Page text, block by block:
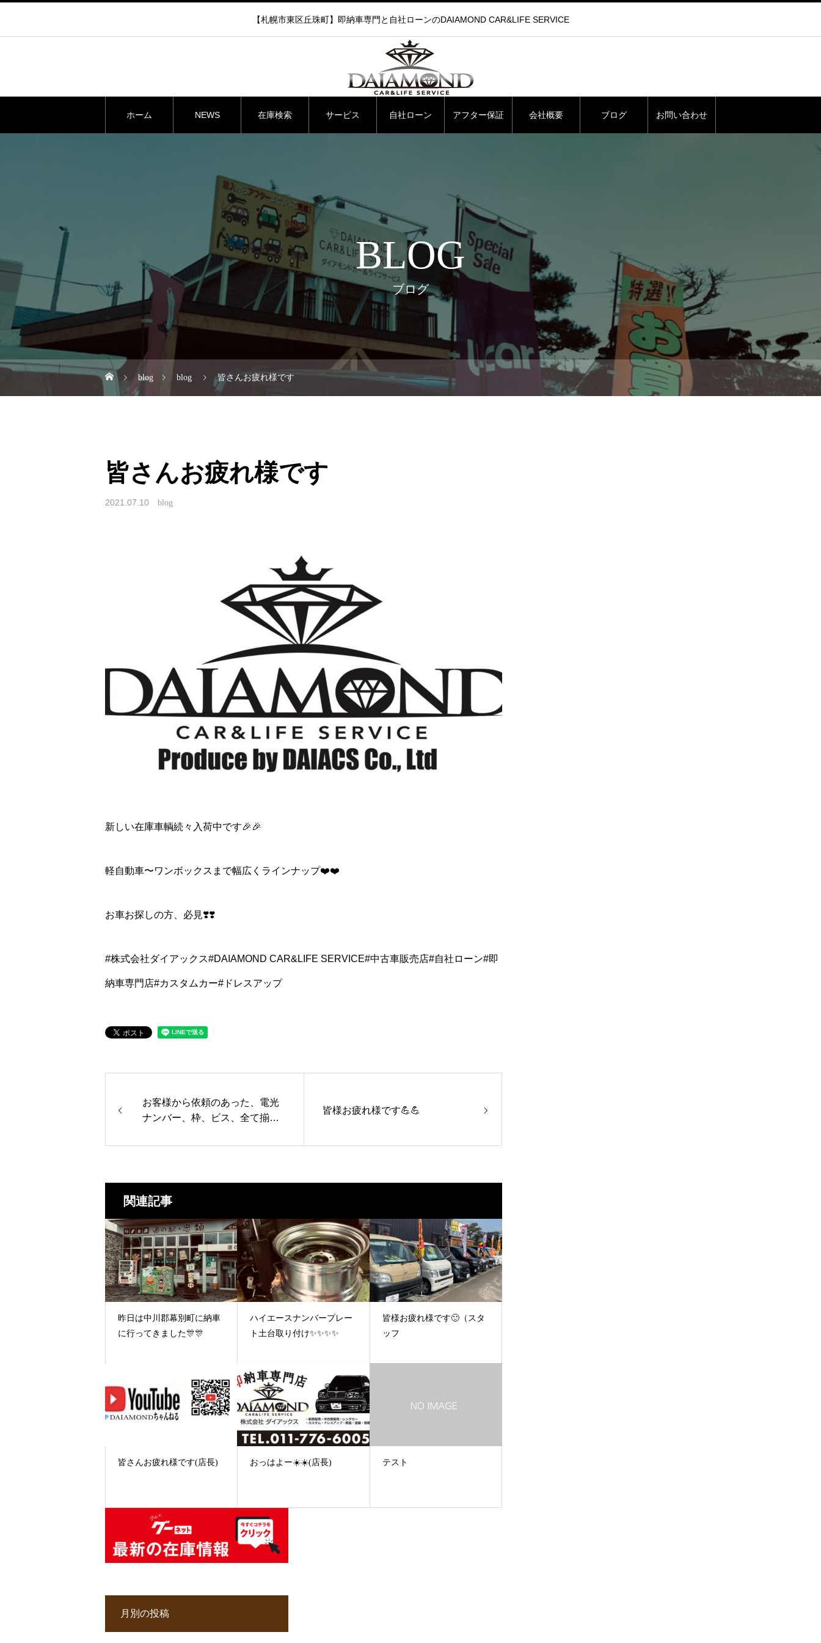
【札幌市東区丘珠町】即納車専門と自社ローンのDAIAMOND CAR&LIFE SERVICE
ホーム NEWS 在庫検索 サービス 自社ローン アフター保証 会社概要 ブログ お問い合わせ
BLOG
ブログ
blog blog 皆さんお疲れ様です
皆さんお疲れ様です
2021.07.10 blog
新しい在庫車輌続々入荷中です🎉🎉
軽自動車〜ワンボックスまで幅広くラインナップ❤️❤️
お車お探しの方、必見❣️❣️
#株式会社ダイアックス#DAIAMOND CAR&LIFE SERVICE#中古車販売店#自社ローン#即
納車専門店#カスタムカー#ドレスアップ
お客様から依頼のあった、電光
ナンバー、枠、ビス、全て揃い
皆様お疲れ様です💪💪
関連記事
昨日は中川郡幕別町に納車
に行ってきました🎊🎊
ハイエースナンバープレー
ト土台取り付け✨✨✨✨
皆様お疲れ様です🙂（スタ
ッフ
皆さんお疲れ様です(店長) おっはよー☀️☀️(店長) テスト
月別の投稿